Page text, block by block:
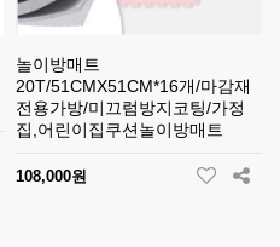
놀이방매트
20T/51CMX51CM*16개/마감재
전용가방/미끄럼방지코팅/가정
집,어린이집쿠션놀이방매트
108,000원